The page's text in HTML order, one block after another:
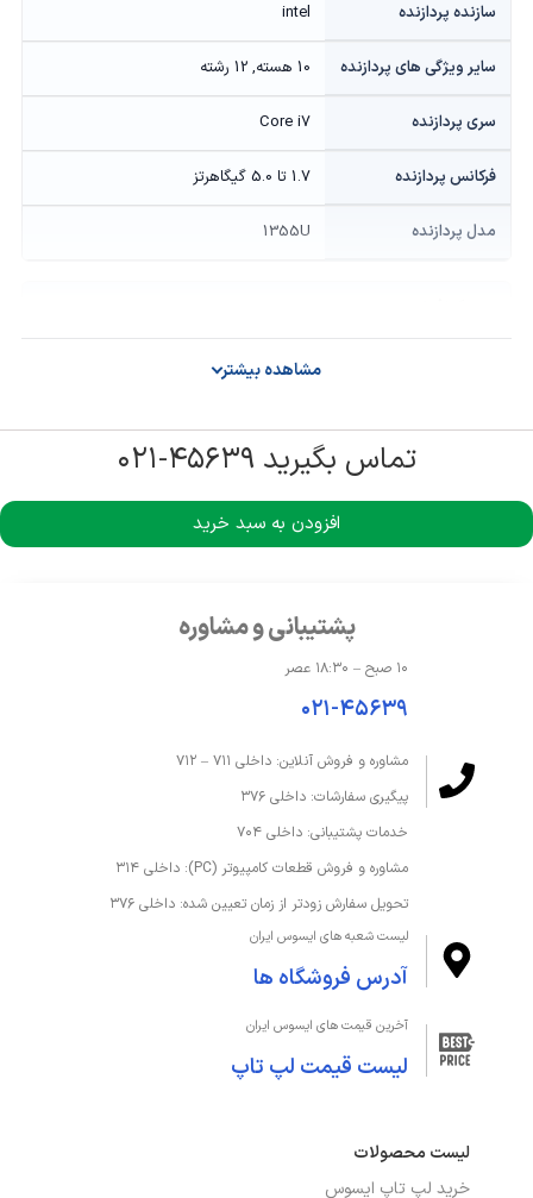
سازنده پردازنده intel
سایر ویژگی های پردازنده 10 هسته, 12 رشته
سری پردازنده Core i7
فرکانس پردازنده 1.7 تا 5.0 گیگاهرتز
مدل پردازنده 1355U
Onboard
مدل پردازنده گرافیکی Iris Xe
حافظه و ذخیره‌سازی
512 گیگابایت
ظرفیت حافظه رم 24 گیگابایت
3200
قابلیت ارتقا رم
M.2 NVMe PCIe 3.0 SSD
نوع حافظه رم DDR4
صفحه‌نمایش و تصویر
اندازه صفحه نمایش 16 اینچ
دقت صفحه نمایش
مشاهده بیشتر
تماس بگیرید ۴۵۶۳۹-۰۲۱
افزودن به سبد خرید
پشتیبانی و مشاوره
۱۰ صبح – ۱۸:۳۰ عصر
۰۲۱-۴۵۶۳۹
مشاوره و فروش آنلاین: داخلی ۷۱۱ – ۷۱۲
پیگیری سفارشات: داخلی ۳۷۶
خدمات پشتیبانی: داخلی ۷۰۴
مشاوره و فروش قطعات کامپیوتر (PC): داخلی ۳۱۴
تحویل سفارش زودتر از زمان تعیین شده: داخلی ۳۷۶
لیست شعبه های ایسوس ایران
آدرس فروشگاه ها
آخرین قیمت های ایسوس ایران
لیست قیمت لپ تاپ
لیست محصولات
خرید لپ تاپ ایسوس